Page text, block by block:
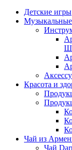
Детские игры
Красота и
Чай из
Чай